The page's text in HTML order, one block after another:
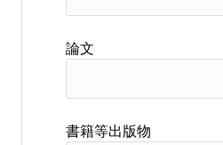
論文
書籍等出版物